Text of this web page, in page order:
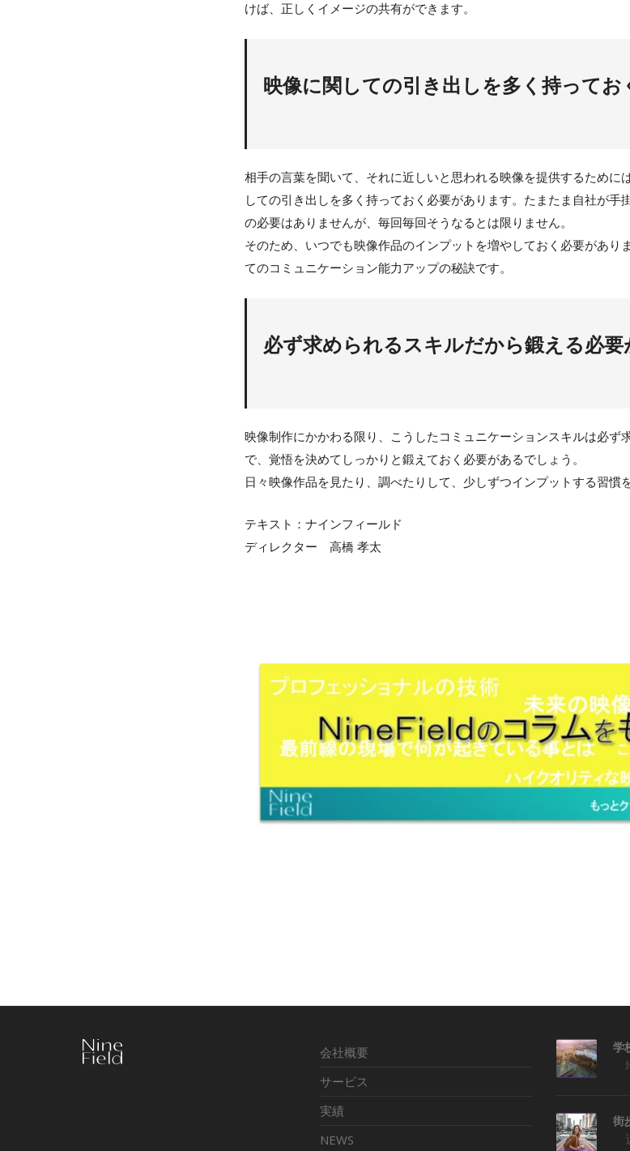
けば、正しくイメージの共有ができます。
映像に関しての引き出しを多く持ってお
相手の言葉を聞いて、それに近しいと思われる映像を提供するために
しての引き出しを多く持っておく必要があります。たまたま自社が手
の必要はありませんが、毎回毎回そうなるとは限りません。
そのため、いつでも映像作品のインプットを増やしておく必要があり
てのコミュニケーション能力アップの秘訣です。
必ず求められるスキルだから鍛える必要
映像制作にかかわる限り、こうしたコミュニケーションスキルは必ず
で、覚悟を決めてしっかりと鍛えておく必要があるでしょう。
日々映像作品を見たり、調べたりして、少しずつインプットする習慣
テキスト：ナインフィールド
ディレクター 高橋 孝太
会社概要
サービス
実績
NEWS
街